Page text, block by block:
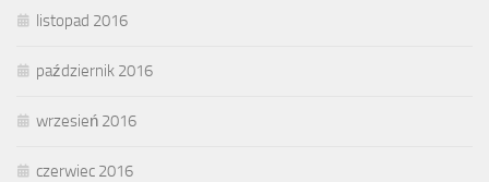
listopad 2016
październik 2016
wrzesień 2016
czerwiec 2016